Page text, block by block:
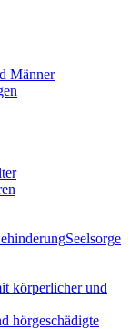
Männer
Seelsorge
körperlicher und
hörgeschädigte